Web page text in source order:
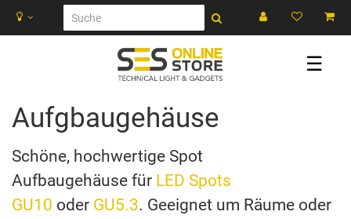
☰
Aufgbaugehäuse
Schöne, hochwertige Spot
Aufbaugehäuse für LED Spots
GU10 oder GU5.3. Geeignet um Räume oder